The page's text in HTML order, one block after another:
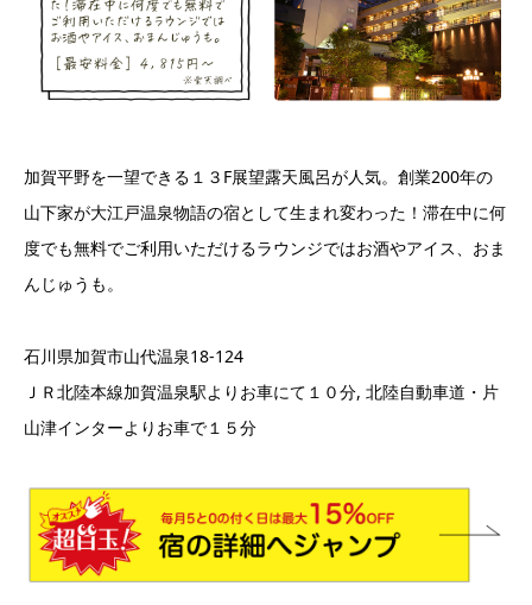
加賀平野を一望できる１３F展望露天風呂が人気。創業200年の
山下家が大江戸温泉物語の宿として生まれ変わった！滞在中に何
度でも無料でご利用いただけるラウンジではお酒やアイス、おま
んじゅうも。
石川県加賀市山代温泉18-124
ＪＲ北陸本線加賀温泉駅よりお車にて１０分, 北陸自動車道・片
山津インターよりお車で１５分